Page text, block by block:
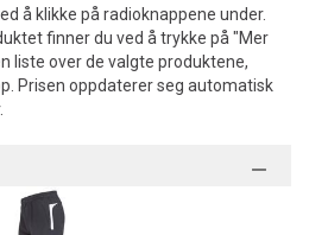
å klikke på radioknappene under.
finner du ved å trykke på "Mer
liste over de valgte produktene,
Prisen oppdaterer seg automatisk